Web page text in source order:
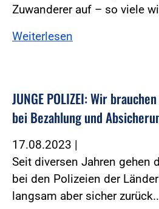
Zuwanderer auf – so viele
Weiterlesen
JUNGE POLIZEI: Wir
bei Bezahlung und
17.08.2023 |
Seit diversen Jahren gehen
bei den Polizeien der
langsam aber sicher